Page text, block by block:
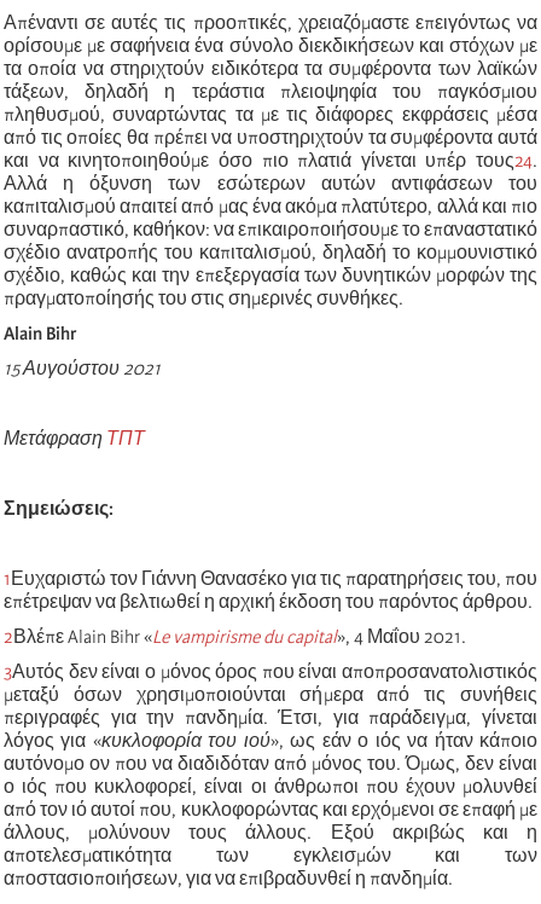
Απέναντι σε αυτές τις προοπτικές, χρειαζόμαστε επειγόντως να
ορίσουμε με σαφήνεια ένα σύνολο διεκδικήσεων και στόχων με
τα οποία να στηριχτούν ειδικότερα τα συμφέροντα των λαϊκών
τάξεων, δηλαδή η τεράστια πλειοψηφία του παγκόσμιου
πληθυσμού, συναρτώντας τα με τις διάφορες εκφράσεις μέσα
από τις οποίες θα πρέπει να υποστηριχτούν τα συμφέροντα αυτά
και να κινητοποιηθούμε όσο πιο πλατιά γίνεται υπέρ τους24.
Αλλά η όξυνση των εσώτερων αυτών αντιφάσεων του
καπιταλισμού απαιτεί από μας ένα ακόμα πλατύτερο, αλλά και πιο
συναρπαστικό, καθήκον: να επικαιροποιήσουμε το επαναστατικό
σχέδιο ανατροπής του καπιταλισμού, δηλαδή το κομμουνιστικό
σχέδιο, καθώς και την επεξεργασία των δυνητικών μορφών της
πραγματοποίησής του στις σημερινές συνθήκες.
Alain Bihr
15 Αυγούστου 2021
Μετάφραση ΤΠΤ
Σημειώσεις:
1 Ευχαριστώ τον Γιάννη Θανασέκο για τις παρατηρήσεις του, που
επέτρεψαν να βελτιωθεί η αρχική έκδοση του παρόντος άρθρου.
2ΒλέπεAlain Bihr «Le vampirisme du capital», 4 Μαΐου 2021.
3Αυτός δεν είναι ο μόνος όρος που είναι αποπροσανατολιστικός
μεταξύ όσων χρησιμοποιούνται σήμερα από τις συνήθεις
περιγραφές για την πανδημία. Έτσι, για παράδειγμα, γίνεται
λόγος για «κυκλοφορία του ιού», ως εάν ο ιός να ήταν κάποιο
αυτόνομο ον που να διαδιδόταν από μόνος του. Όμως, δεν είναι
ο ιός που κυκλοφορεί, είναι οι άνθρωποι που έχουν μολυνθεί
από τον ιό αυτοί που, κυκλοφορώντας και ερχόμενοι σε επαφή με
άλλους, μολύνουν τους άλλους. Εξού ακριβώς και η
αποτελεσματικότητα των εγκλεισμών και των
αποστασιοποιήσεων, για να επιβραδυνθεί η πανδημία.